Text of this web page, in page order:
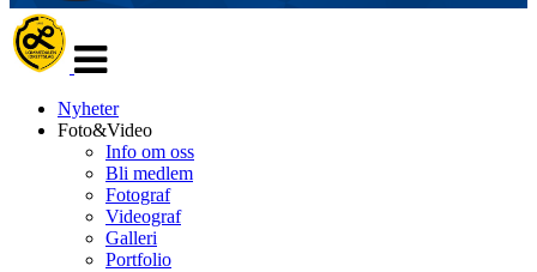
navigasjon
Nyheter
Foto&Video
Info om oss
Bli medlem
Fotograf
Videograf
Galleri
Portfolio